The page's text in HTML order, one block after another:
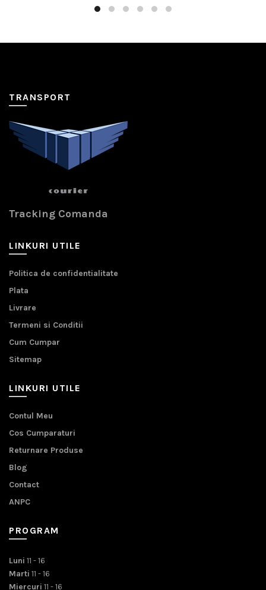
TRANSPORT
Tracking Comanda
LINKURI UTILE
Politica de confidentialitate
Plata
Livrare
Termeni si Conditii
Cum Cumpar
Sitemap
LINKURI UTILE
Contul Meu
Cos Cumparaturi
Returnare Produse
Blog
Contact
ANPC
PROGRAM
Luni 11 - 16
Marti 11 - 16
Miercuri 11 - 16